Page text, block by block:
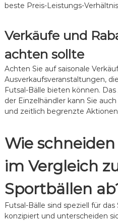
beste Preis-Leistungs-
Verkäufe und
achten sollte
Achten Sie auf saisonale
Ausverkaufsveranstaltungen,
Futsal-Bälle bieten können.
der Einzelhändler kann Sie
und zeitlich begrenzte
Wie
im Vergleich
Sportbällen
Futsal-Bälle sind speziell für
konzipiert und unterscheiden